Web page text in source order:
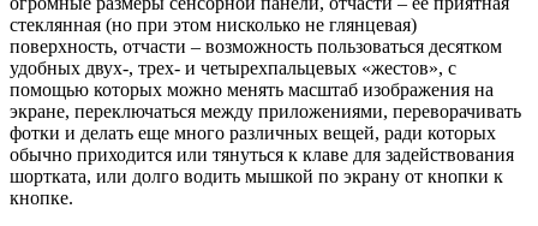
стеклянная (но при этом нисколько не глянцевая)
поверхность, отчасти – возможность пользоваться десятком
удобных двух-, трех- и четырехпальцевых «жестов», с
помощью которых можно менять масштаб изображения на
экране, переключаться между приложениями, переворачивать
фотки и делать еще много различных вещей, ради которых
обычно приходится или тянуться к клаве для задействования
шортката, или долго водить мышкой по экрану от кнопки к
кнопке.